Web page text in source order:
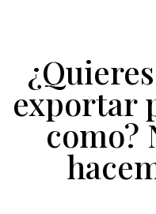
exportar
como?